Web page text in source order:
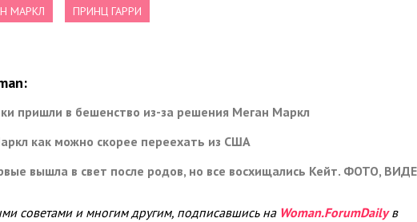
МАРКЛ ПРИНЦ ГАРРИ
пришли в бешенство из-за решения Меган Маркл
как можно скорее переехать из США
вышла в свет после родов, но все восхищались Кейт. ФОТО,
советами и многим другим, подписавшись на Woman.ForumDailyв